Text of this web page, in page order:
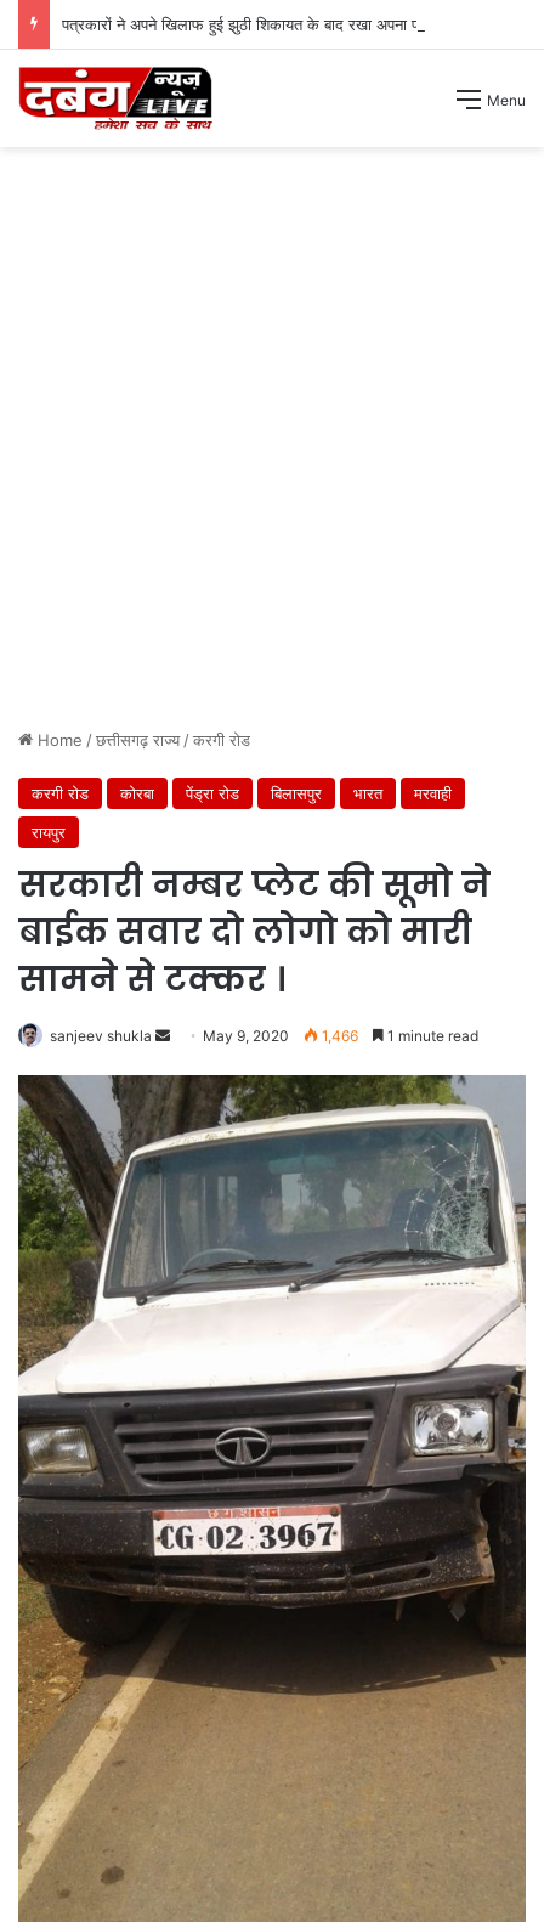
पत्रकारों ने अपने खिलाफ हुई झुठी शिकायत के बाद रखा अपना पक्ष ।
Menu
Home /छत्तीसगढ़ राज्य/करगी रोड
करगी रोड कोरबा पेंड्रा रोड बिलासपुर भारत
मरवाही
रायपुर
सरकारी नम्बर प्लेट की सूमो ने
बाईक सवार दो लोगो को मारी
सामने से टक्कर ।
sanjeev shukla
Send
email
May 9, 2020 1,466 1 minute read